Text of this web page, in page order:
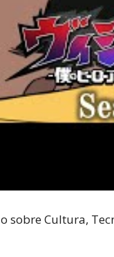
sobre Cultura,